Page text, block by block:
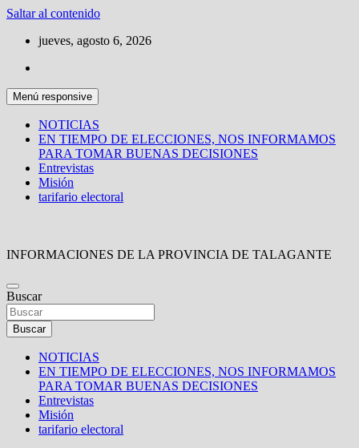
Saltar al contenido
jueves, agosto 6, 2026
Menú responsive
NOTICIAS
EN TIEMPO DE ELECCIONES, NOS INFORMAMOS
PARA TOMAR BUENAS DECISIONES
Entrevistas
Misión
tarifario electoral
INFORMACIONES DE LA PROVINCIA DE TALAGANTE
Buscar
Buscar
NOTICIAS
EN TIEMPO DE ELECCIONES, NOS INFORMAMOS
PARA TOMAR BUENAS DECISIONES
Entrevistas
Misión
tarifario electoral